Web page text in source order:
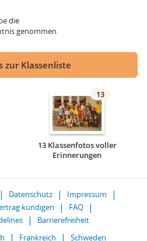
die
genommen.
zur Klassenliste
13
13 Klassenfotos voller
Erinnerungen
Datenschutz
Impressum
kündigen
FAQ
Barrierefreiheit
Frankreich Schweden